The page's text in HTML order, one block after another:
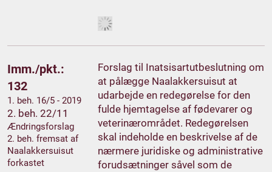
Imm./pkt.:
132
1. beh. 16/5 - 2019
2. beh. 22/11
Ændringsforslag
2. beh. fremsat af
Naalakkersuisut
forkastet
Forslag til Inatsisartutbeslutning om
at pålægge Naalakkersuisut at
udarbejde en redegørelse for den
fulde hjemtagelse af fødevarer og
veterinærområdet. Redegørelsen
skal indeholde en beskrivelse af de
nærmere juridiske og administrative
forudsætninger såvel som de